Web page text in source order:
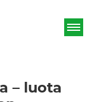
– luota